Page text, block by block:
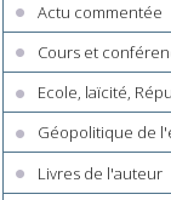
Actu commentée
Cours et
Ecole, laïcité,
Géopolitique de
Livres de l'auteur